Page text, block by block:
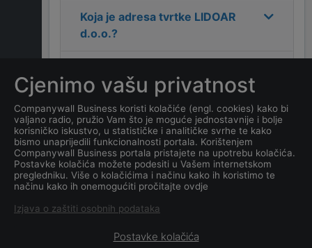
Koja je adresa tvrtke LIDOAR
d.o.o.?
d.o.o.?
Koliko ima zaposlenih
kompanijaLIDOAR d.o.o.?
Koji je datum osnivanja
tvrtkeLIDOAR d.o.o.?
Cjenimo vašu privatnost
Companywall Business koristi kolačiće (engl. cookies) kako bi
valjano radio, pružio Vam što je moguće jednostavnije i bolje
korisničko iskustvo, u statističke i analitičke svrhe te kako
bismo unaprijedili funkcionalnosti portala. Korištenjem
Companywall Business portala pristajete na upotrebu kolačića.
Postavke kolačića možete podesiti u Vašem internetskom
pregledniku. Više o kolačićima i načinu kako ih koristimo te
načinu kako ih onemogućiti pročitajte ovdje
Izjava o zaštiti osobnih podataka
Postavke kolačića